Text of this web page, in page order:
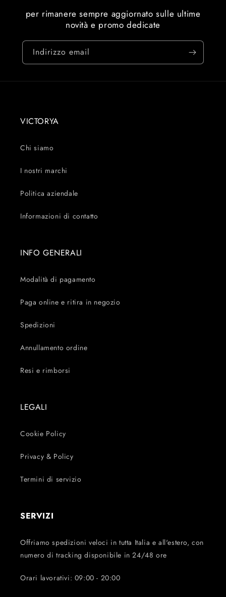
per rimanere sempre aggiornato sulle ultime
novità e promo dedicate
Indirizzo email
VICTORYA
Chi siamo
I nostri marchi
Politica aziendale
Informazioni di contatto
INFO GENERALI
Modalità di pagamento
Paga online e ritira in negozio
Spedizioni
Annullamento ordine
Resi e rimborsi
LEGALI
Cookie Policy
Privacy & Policy
Termini di servizio
SERVIZI
Offriamo spedizioni veloci in tutta Italia e all'estero, con
numero di tracking disponibile in 24/48 ore
Orari lavorativi: 09:00 - 20:00